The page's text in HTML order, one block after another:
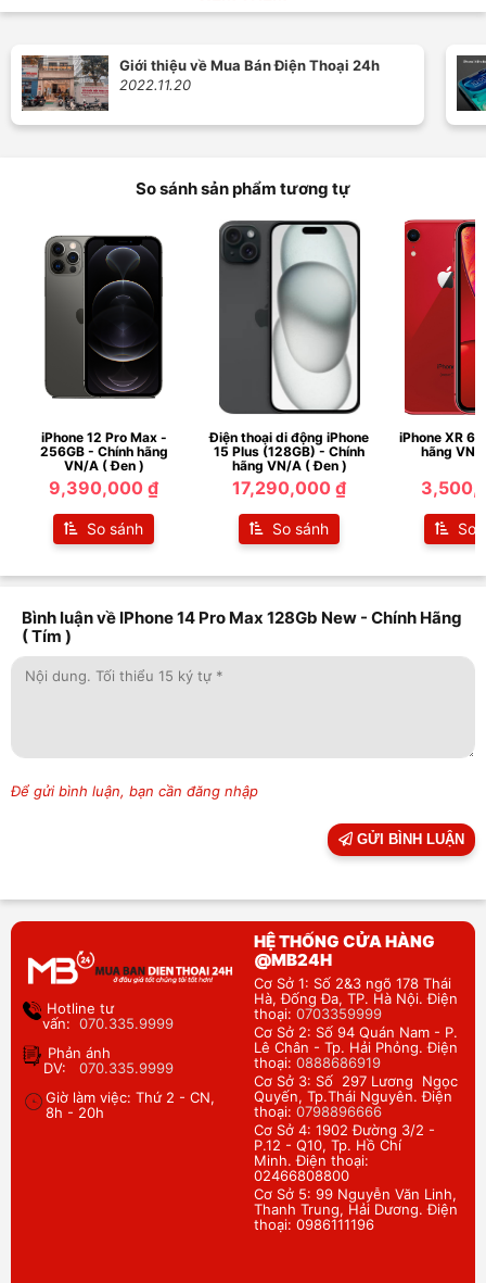
Giới thiệu về Mua Bán Điện Thoại 24h
2022.11.20
So sánh sản phẩm tương tự
iPhone 12 Pro Max -
256GB - Chính hãng
VN/A ( Đen )
9,390,000 ₫
So sánh
Điện thoại di động iPhone
15 Plus (128GB) - Chính
hãng VN/A ( Đen )
17,290,000 ₫
So sánh
iPhone XR
hãng VN/
So
Bình luận về IPhone 14 Pro Max 128Gb New - Chính Hãng
( Tím )
Để gửi bình luận, bạn cần đăng nhập
GỬI BÌNH LUẬN
Hotline tư
vấn: 070.335.9999
Phản ánh
DV: 070.335.9999
Giờ làm việc: Thứ 2 - CN,
8h - 20h
HỆ THỐNG CỬA HÀNG
@MB24H
Cơ Sở 1: Số 2&3 ngõ 178 Thái
Hà, Đống Đa, TP. Hà Nội. Điện
thoại: 0703359999
Cơ Sở 2: Số 94 Quán Nam - P.
Lê Chân - Tp. Hải Phỏng. Điện
thoại: 0888686919
Cơ Sở 3: Số 297 Lương Ngọc
Quyến, Tp.Thái Nguyên. Điện
thoại: 0798896666
Cơ Sở 4: 1902 Đường 3/2 -
P.12 - Q10, Tp. Hồ Chí
Minh. Điện thoại:
02466808800
Cơ Sở 5: 99 Nguyễn Văn Linh,
Thanh Trung, Hải Dương. Điện
thoại: 0986111196